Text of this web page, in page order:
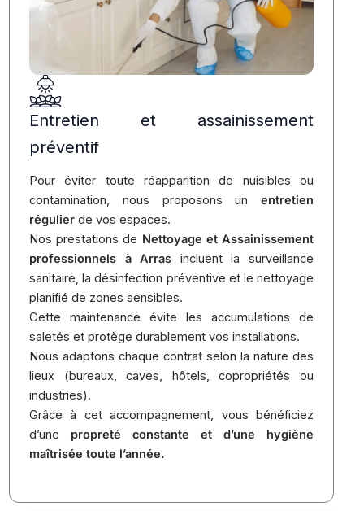
Entretien et assainissement
préventif
Pour éviter toute réapparition de nuisibles ou
contamination, nous proposons un entretien
régulier de vos espaces.
Nos prestations de Nettoyage et Assainissement
professionnels à Arras incluent la surveillance
sanitaire, la désinfection préventive et le nettoyage
planifié de zones sensibles.
Cette maintenance évite les accumulations de
saletés et protège durablement vos installations.
Nous adaptons chaque contrat selon la nature des
lieux (bureaux, caves, hôtels, copropriétés ou
industries).
Grâce à cet accompagnement, vous bénéficiez
d’une propreté constante et d’une hygiène
maîtrisée toute l’année.